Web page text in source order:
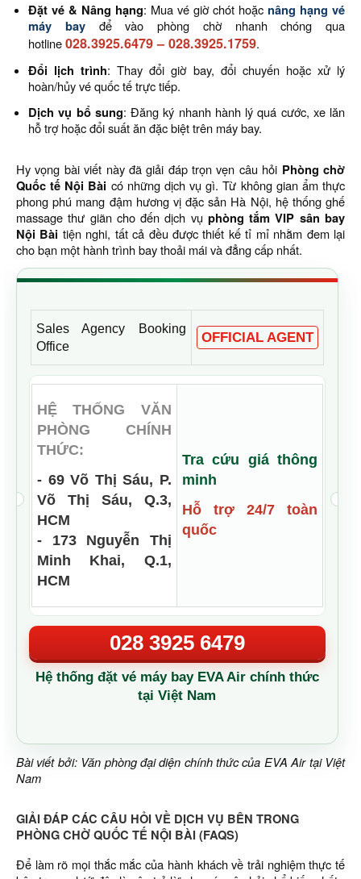
Đặt vé & Nâng hạng: Mua vé giờ chót hoặc nâng hạng vé
máy bayđể vào phòng chờ nhanh chóng qua
hotline028.3925.6479– 028.3925.1759.
Đổi lịch trình: Thay đổi giờ bay, đổi chuyến hoặc xử lý
hoàn/hủy vé quốc tế trực tiếp.
Dịch vụ bổ sung: Đăng ký nhanh hành lý quá cước, xe lăn
hỗ trợ hoặc đổi suất ăn đặc biệt trên máy bay.
Hy vọng bài viết này đã giải đáp trọn vẹn câu hỏi Phòng chờ
Quốc tế Nội Bài có những dịch vụ gì. Từ không gian ẩm thực
phong phú mang đậm hương vị đặc sản Hà Nội, hệ thống ghế
massage thư giãn cho đến dịch vụ phòng tắm VIP sân bay
Nội Bài tiện nghi, tất cả đều được thiết kế tỉ mỉ nhằm đem lại
cho bạn một hành trình bay thoải mái và đẳng cấp nhất.
Sales Agency Booking
Office
OFFICIAL AGENT
HỆ THỐNG VĂN
PHÒNG CHÍNH
THỨC:
- 69 Võ Thị Sáu, P.
Võ Thị Sáu, Q.3,
HCM
- 173 Nguyễn Thị
Minh Khai, Q.1,
HCM
Tra cứu giá thông
minh
Hỗ trợ 24/7 toàn
quốc
028 3925 6479
Hệ thống đặt vé máy bay EVA Air chính thức
tại Việt Nam
Bài viết bởi: Văn phòng đại diện chính thức của EVA Air tại Việt
Nam
GIẢI ĐÁP CÁC CÂU HỎI VỀ DỊCH VỤ BÊN TRONG
PHÒNG CHỜ QUỐC TẾ NỘI BÀI (FAQS)
Để làm rõ mọi thắc mắc của hành khách về trải nghiệm thực tế